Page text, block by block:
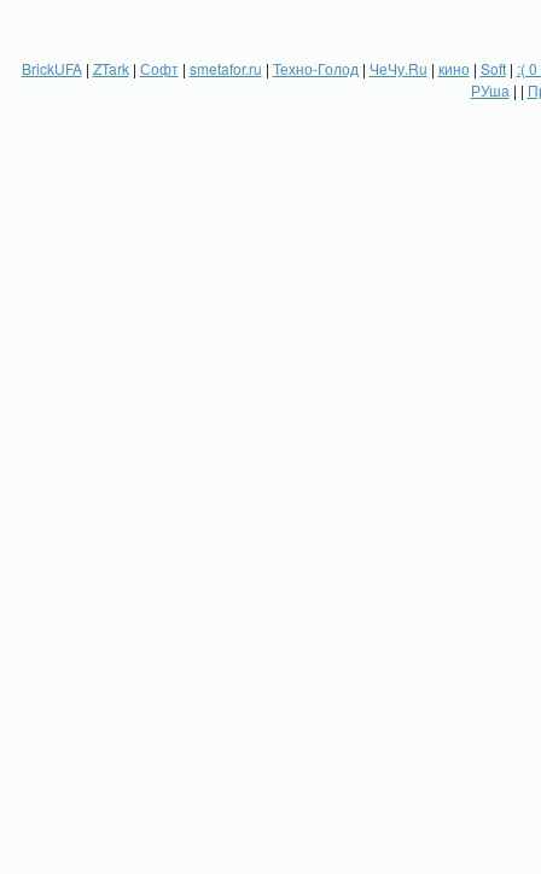
BrickUFA| ZTark| Софт| smetafor.ru | Техно-Голод | ЧеЧу.Ru | кино| Soft| :(
РУша | |